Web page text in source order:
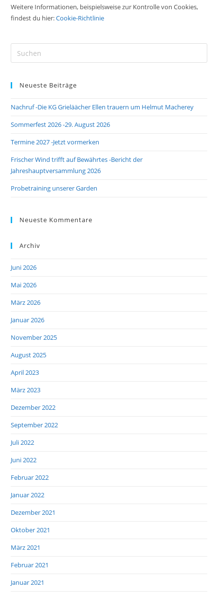
Weitere Informationen, beispielsweise zur Kontrolle von Cookies,
findest du hier:Cookie-Richtlinie
Neueste Beiträge
Nachruf -Die KG Grieläächer Ellen trauern um Helmut Macherey
Sommerfest 2026 -29. August 2026
Termine 2027 -Jetzt vormerken
Frischer Wind trifft auf Bewährtes -Bericht der
Jahreshauptversammlung 2026
Probetraining unserer Garden
Neueste Kommentare
Archiv
Juni 2026
Mai 2026
März 2026
Januar 2026
November 2025
August 2025
April 2023
März 2023
Dezember 2022
September 2022
Juli 2022
Juni 2022
Februar 2022
Januar 2022
Dezember 2021
Oktober 2021
März 2021
Februar 2021
Januar 2021